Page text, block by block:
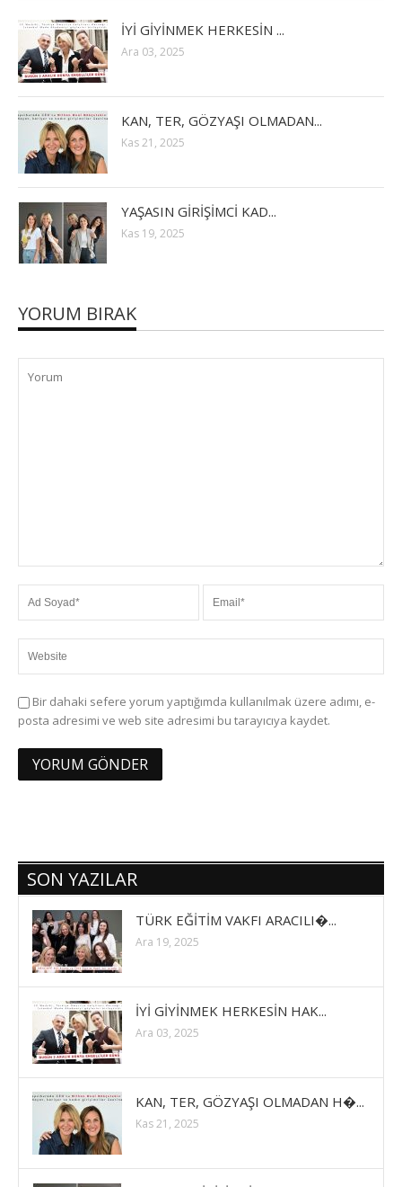
İYİ GİYİNMEK HERKESİN ...
Ara 03, 2025
KAN, TER, GÖZYAŞI OLMADAN...
Kas 21, 2025
YAŞASIN GİRİŞİMCİ KAD...
Kas 19, 2025
YORUM BIRAK
Bir dahaki sefere yorum yaptığımda kullanılmak üzere adımı, e-
posta adresimi ve web site adresimi bu tarayıcıya kaydet.
SON YAZILAR
TÜRK EĞİTİM VAKFI ARACILI�...
Ara 19, 2025
İYİ GİYİNMEK HERKESİN HAK...
Ara 03, 2025
KAN, TER, GÖZYAŞI OLMADAN H�...
Kas 21, 2025